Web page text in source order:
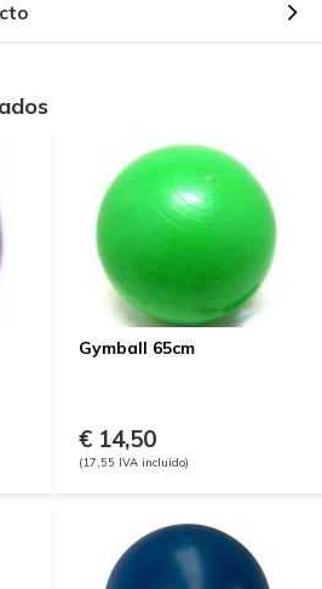
Gymball 65cm
€ 14,50
(17,55 IVA incluido)